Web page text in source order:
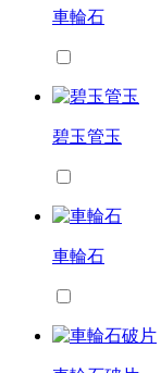
車輪石
碧玉管玉
車輪石